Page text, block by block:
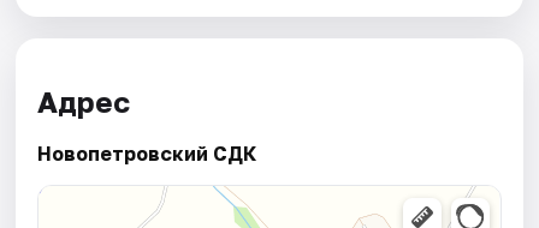
Адрес
Новопетровский СДК